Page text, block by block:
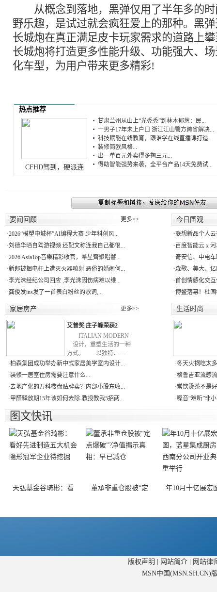
从概念到落地，黑弹仅用了半年多的时
野乐趣，是试过就会疯狂爱上的那种。黑
长城炮在真正满足皮卡玩家需求的道路上
长城炮将打造更多性能升级、功能强大、
化车型，为用户带来更多精彩!
热点推荐
CFHD驾到，硬派连
甘肃兰州从山上“光秃秃”到林木郁葱：民...
一男子17年未上户口 浙江江山警方跨省解决...
科技赋能在线教育，跟谁学在线直播课打造...
装修简欧风格...
出一单百元外卖得多掏三元...
得助智能强势来袭，全平台产品14天免费试...
要闻回顾 更多>>
·2026“模塑申城杯”AI编程大赛 少年科创风...
·刘德华晒自驾游视频 还配文称连我自己都很...
·2026 AsiaTop音樂精彩收官，羣星齊聚唱響...
·新郎被捆电杆上遭灭火器喷射 恶俗的婚闹何...
·李光洙经纪公司回应 ,李光洙因伤病难以维...
·龚俊发ins发了一首表白粉丝的歌词,...
今日围观
·联想新品个人
· 百度智能云 x
·奇安信、中电
·森歌、美大、
·首创情感化交
·博鳌落幕！杜
家居房产 更多>>
艾普奖|庄子峰荣获2
ITALIAN MODERN
设计，重塑生活的一种
方式。 以独特、…
·柏森集团成功举办新中式家居美学室内设计...
·装修一居室住房需要注意什么...
·去地产化的万科楼盘贴牌卖？内部小股东收...
·甲醛释放期15年该如何去除-教授教我5招两...
生活时尚
·冬天火锅吃太
·格鲁吉亚流感
·常饮烫茶不是
·嗓音“难听”非
图文快讯
天弘基金谷琦彬：看 董承非重仓股被“定 年10月十亿展宏
版权声明 网站简介|
网站律
MSN中国(MSN.SH.CN)